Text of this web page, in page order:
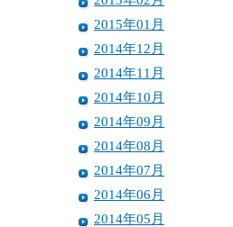
2015年01月
2014年12月
2014年11月
2014年10月
2014年09月
2014年08月
2014年07月
2014年06月
2014年05月